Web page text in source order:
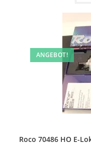
ANGEBOT!
Roco 70486 HO E-